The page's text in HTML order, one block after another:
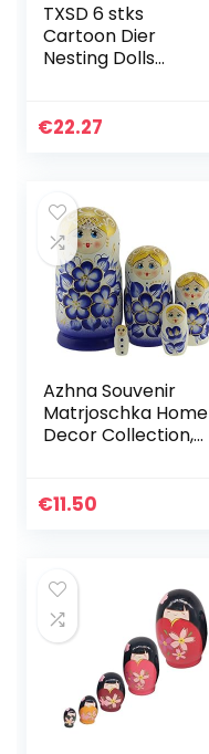
TXSD 6 stks
Cartoon Dier
Nesting Dolls
Handgemaakte
Speelgoed…
€22.27
Azhna Souvenir
Matrjoschka Home
Decor Collection,
handbeschilderd,
€11.50